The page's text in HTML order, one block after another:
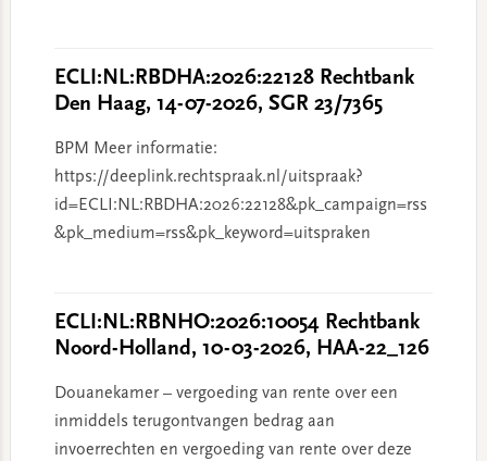
ECLI:NL:RBDHA:2026:22128 Rechtbank
Den Haag, 14-07-2026, SGR 23/7365
BPM Meer informatie:
https://deeplink.rechtspraak.nl/uitspraak?
id=ECLI:NL:RBDHA:2026:22128&pk_campaign=rss
&pk_medium=rss&pk_keyword=uitspraken
ECLI:NL:RBNHO:2026:10054 Rechtbank
Noord-Holland, 10-03-2026, HAA-22_126
Douanekamer – vergoeding van rente over een
inmiddels terugontvangen bedrag aan
invoerrechten en vergoeding van rente over deze